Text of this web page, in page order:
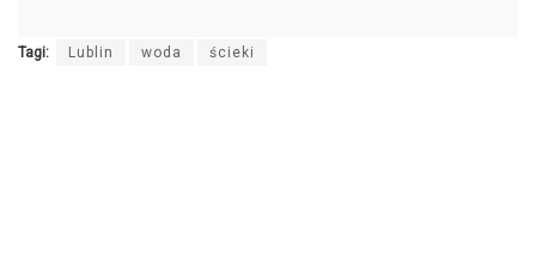
Tagi: Lublin woda ścieki